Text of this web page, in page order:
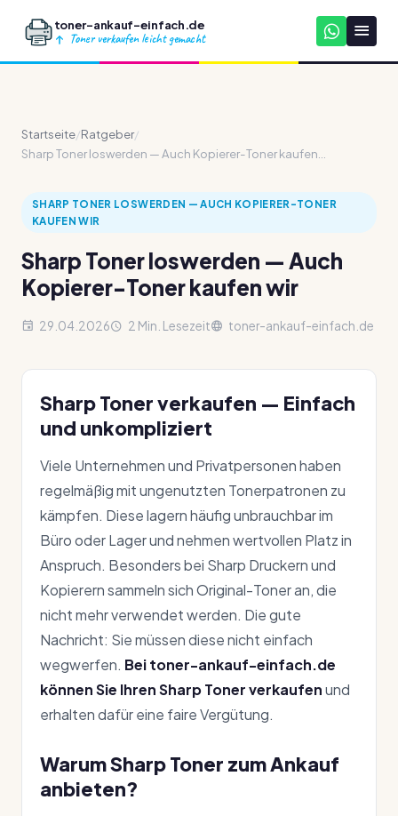
toner-ankauf-einfach.de
Toner verkaufen leicht gemacht
Startseite/Ratgeber/
Sharp Toner loswerden — Auch Kopierer-Toner kaufen...
SHARP TONER LOSWERDEN — AUCH KOPIERER-TONER
KAUFEN WIR
Sharp Toner loswerden — Auch
Kopierer-Toner kaufen wir
29.04.2026 2 Min. Lesezeit toner-ankauf-einfach.de
Sharp Toner verkaufen — Einfach
und unkompliziert
Viele Unternehmen und Privatpersonen haben
regelmäßig mit ungenutzten Tonerpatronen zu
kämpfen. Diese lagern häufig unbrauchbar im
Büro oder Lager und nehmen wertvollen Platz in
Anspruch. Besonders bei Sharp Druckern und
Kopierern sammeln sich Original-Toner an, die
nicht mehr verwendet werden. Die gute
Nachricht: Sie müssen diese nicht einfach
wegwerfen. Bei toner-ankauf-einfach.de
können Sie Ihren Sharp Toner verkaufenund
erhalten dafür eine faire Vergütung.
Warum Sharp Toner zum Ankauf
anbieten?